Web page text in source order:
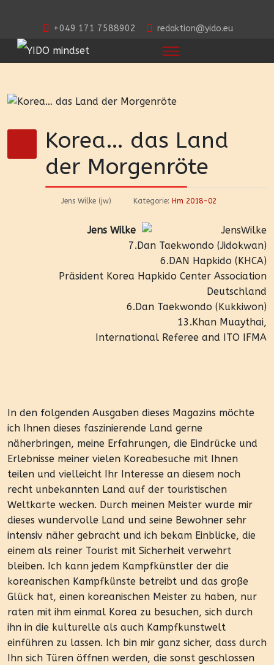
+049 171 7588902 redaktion@yido.eu
Korea… das Land
der Morgenröte
Jens Wilke (jw) Kategorie: Hm 2018-02
Jens Wilke
7.Dan Taekwondo (Jidokwan)
6.DAN Hapkido (KHCA)
Präsident Korea Hapkido Center Association
Deutschland
6.Dan Taekwondo (Kukkiwon)
13.Khan Muaythai,
International Referee and ITO IFMA
In den folgenden Ausgaben dieses Magazins möchte
ich Ihnen dieses faszinierende Land gerne
näherbringen, meine Erfahrungen, die Eindrücke und
Erlebnisse meiner vielen Koreabesuche mit Ihnen
teilen und vielleicht Ihr Interesse an diesem noch
recht unbekannten Land auf der touristischen
Weltkarte wecken. Durch meinen Meister wurde mir
dieses wundervolle Land und seine Bewohner sehr
intensiv näher gebracht und ich bekam Einblicke, die
einem als reiner Tourist mit Sicherheit verwehrt
bleiben. Ich kann jedem Kampfkünstler der die
koreanischen Kampfkünste betreibt und das große
Glück hat, einen koreanischen Meister zu haben, nur
raten mit ihm einmal Korea zu besuchen, sich durch
ihn in die kulturelle als auch Kampfkunstwelt
einführen zu lassen. Ich bin mir ganz sicher, dass durch
Ihn sich Türen öffnen werden, die sonst geschlossen